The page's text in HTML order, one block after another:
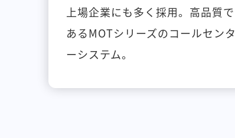
上場企業にも多く採用。高品質で
あるMOTシリーズのコールセンタ
ーシステム。